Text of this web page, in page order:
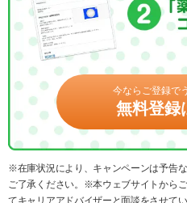
今ならご登録で
無料登録
※在庫状況により、キャンペーンは予告
ご了承ください。※本ウェブサイトから
てキャリアアドバイザーと面談をさせて